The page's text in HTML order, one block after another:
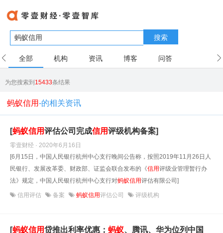
搜索
全部 机构 资讯 博客 问答
为您搜索到15433条结果
蚂蚁信用-的相关资讯
[蚂蚁信用评估公司完成信用评级机构备案]
零壹财经 · 2020年6月16日
[6月15日，中国人民银行杭州中心支行晚间公告称，按照2019年11月26日人
民银行、发展改革委、财政部、证监会联合发布的《信用评级业管理暂行办
法》规定，中国人民银行杭州中心支行对蚂蚁信用评估有限公司]
信用评估 备案 蚂蚁信用评估公司 评级机构
[蚂蚁信用贷推出利率优惠； 蚂蚁、腾讯、华为位列中国